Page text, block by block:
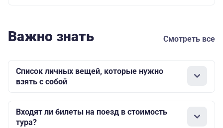
Важно знать Смотреть все
Список личных вещей, которые нужно
взять с собой
Входят ли билеты на поезд в стоимость
тура?